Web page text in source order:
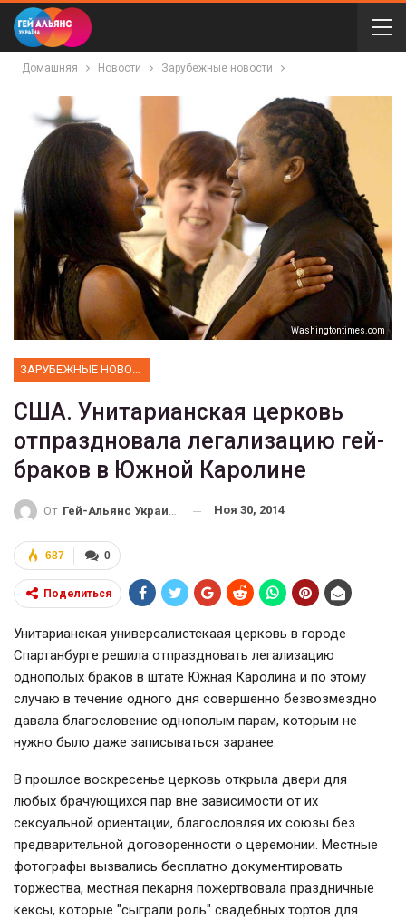
Домашняя Новости Зарубежные новости
Washingtontimes.com
ЗАРУБЕЖНЫЕ НОВОСТИ
США. Унитарианская церковь
отпраздновала легализацию гей-
браков в Южной Каролине
От Гей-Альянс Украина Ноя 30, 2014
0
687
Поделиться
Унитарианская универсалистскаая церковь в городе
Спартанбурге решила отпраздновать легализацию
однополых браков в штате Южная Каролина и по этому
случаю в течение одного дня совершенно безвозмездно
давала благословение однополым парам, которым не
нужно было даже записываться заранее.
В прошлое воскресенье церковь открыла двери для
любых брачующихся пар вне зависимости от их
сексуальной ориентации, благословляя их союзы без
предварительной договоренности о церемонии. Местные
фотографы вызвались бесплатно документировать
торжества, местная пекарня пожертвовала праздничные
кексы, которые "сыграли роль" свадебных тортов для